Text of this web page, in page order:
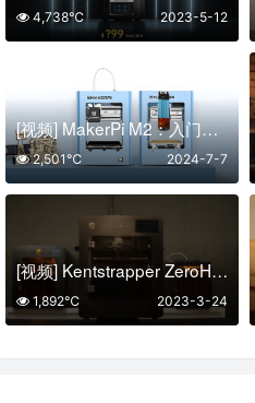
2023-5-12
4,738℃
[视频] MakerPi M2：入门级3D打印机和激光雕刻机 早鸟价69美元
2024-7-7
2,501℃
[视频] Kentstrapper ZeroHS 专业快速的FDM 3D打印机
2023-3-24
1,892℃